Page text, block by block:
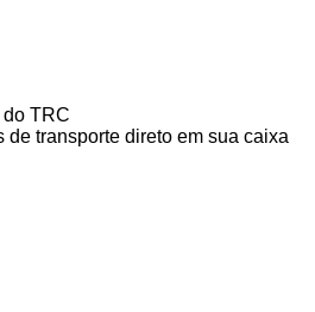
do TRC
de transporte direto em sua caixa